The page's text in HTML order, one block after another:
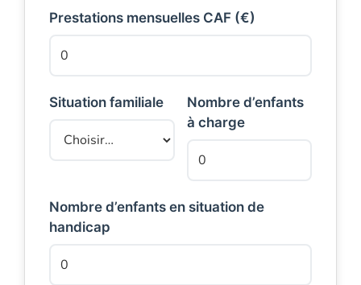
Prestations mensuelles CAF (€)
Situation familiale
Nombre d’enfants
à charge
Nombre d’enfants en situation de
handicap